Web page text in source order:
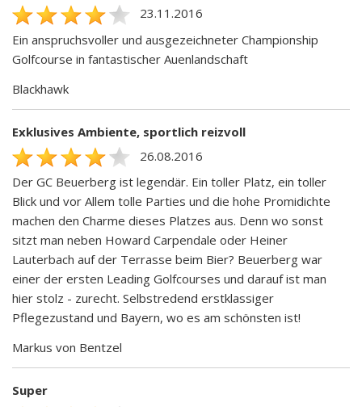
23.11.2016
Ein anspruchsvoller und ausgezeichneter Championship
Golfcourse in fantastischer Auenlandschaft
Blackhawk
Exklusives Ambiente, sportlich reizvoll
26.08.2016
Der GC Beuerberg ist legendär. Ein toller Platz, ein toller
Blick und vor Allem tolle Parties und die hohe Promidichte
machen den Charme dieses Platzes aus. Denn wo sonst
sitzt man neben Howard Carpendale oder Heiner
Lauterbach auf der Terrasse beim Bier? Beuerberg war
einer der ersten Leading Golfcourses und darauf ist man
hier stolz - zurecht. Selbstredend erstklassiger
Pflegezustand und Bayern, wo es am schönsten ist!
Markus von Bentzel
Super